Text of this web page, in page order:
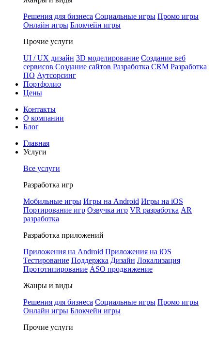
Решения для бизнеса Социальные игры Промо игры
Онлайн игры Блокчейн игры
Прочие услуги
UI / UX дизайн 3D моделирование Создание веб
сервисов Создание сайтов Разработка CRM Разработка
ПО Аутсорсинг
Портфолио
Цены
Контакты
О компании
Блог
Главная
Услуги
Все услуги
Разработка игр
Мобильные игры Игры на Android Игры на iOS
Портирование игр Озвучка игр VR разработка AR
разработка
Разработка приложений
Приложения на Android Приложения на iOS
Тестирование Поддержка Дизайн Локализация
Прототипирование ASO продвижение
Жанры и виды
Решения для бизнеса Социальные игры Промо игры
Онлайн игры Блокчейн игры
Прочие услуги